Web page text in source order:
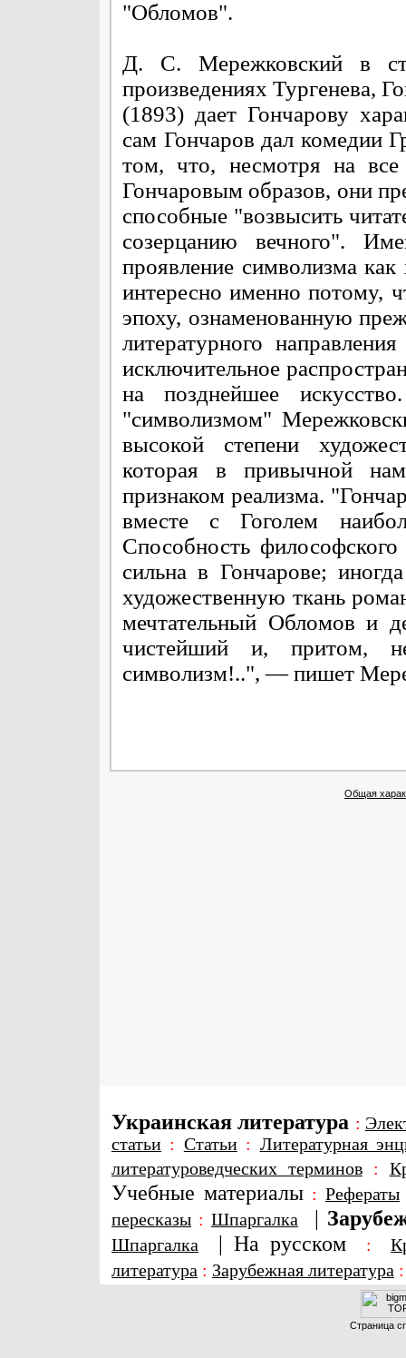
"Обломов".
Д. С. Мережковский в
произведениях Тургенева,
(1893) дает Гончарову
сам Гончаров дал комедии
том, что, несмотря на все
Гончаровым образов, они
способные "возвысить
созерцанию вечного".
проявление символизма
интересно именно потому,
эпоху, ознаменованную
литературного
исключительное
на позднейшее
"символизмом"
высокой степени
которая в привычной
признаком реализма.
вместе с Гоголем
Способность
сильна в Гончарове;
художественную ткань
мечтательный Обломов и
чистейший и, притом,
символизм!..", — пишет
Общая
Украинская литература :
статьи : Статьи: Литературная
литературоведческих терминов:
Учебные материалы : Рефераты
пересказы : Шпаргалка |
Шпаргалка | На русском :
литература : Зарубежная литература
Страница